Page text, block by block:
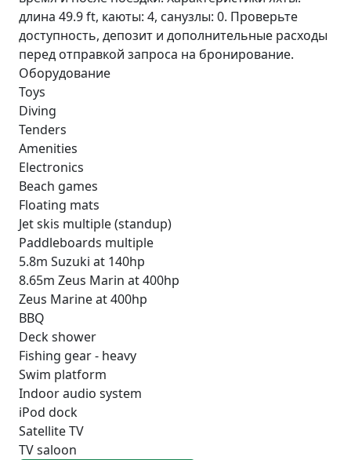
длина 49.9 ft, каюты: 4, санузлы: 0. Проверьте
доступность, депозит и дополнительные расходы
перед отправкой запроса на бронирование.
Оборудование
Toys
Diving
Tenders
Amenities
Electronics
Beach games
Floating mats
Jet skis multiple (standup)
Paddleboards multiple
5.8m Suzuki at 140hp
8.65m Zeus Marin at 400hp
Zeus Marine at 400hp
BBQ
Deck shower
Fishing gear - heavy
Swim platform
Indoor audio system
iPod dock
Satellite TV
TV saloon